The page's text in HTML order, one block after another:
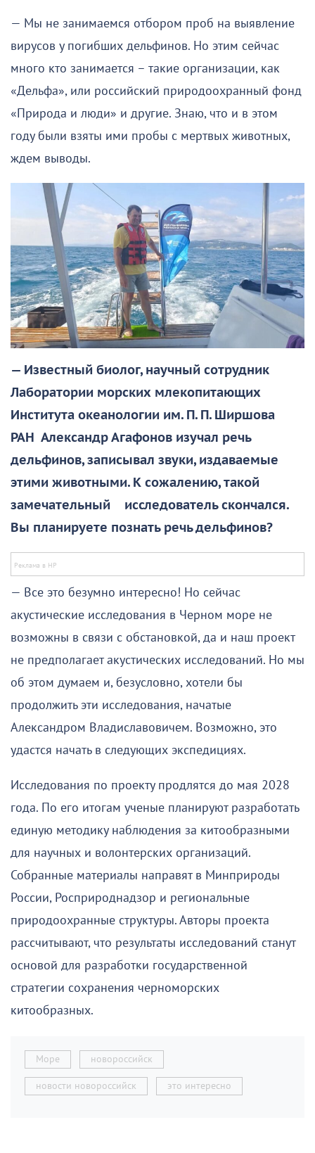
— Мы не занимаемся отбором проб на выявление
вирусов у погибших дельфинов. Но этим сейчас
много кто занимается – такие организации, как
«Дельфа», или российский природоохранный фонд
«Природа и люди» и другие. Знаю, что и в этом
году были взяты ими пробы с мертвых животных,
ждем выводы.
— Известный биолог, научный сотрудник
Лаборатории морских млекопитающих
Института океанологии им. П. П. Ширшова
РАН Александр Агафонов изучал речь
дельфинов, записывал звуки, издаваемые
этими животными. К сожалению, такой
замечательный исследователь скончался.
Вы планируете познать речь дельфинов?
— Все это безумно интересно! Но сейчас
акустические исследования в Черном море не
возможны в связи с обстановкой, да и наш проект
не предполагает акустических исследований. Но мы
об этом думаем и, безусловно, хотели бы
продолжить эти исследования, начатые
Александром Владиславовичем. Возможно, это
удастся начать в следующих экспедициях.
Исследования по проекту продлятся до мая 2028
года. По его итогам ученые планируют разработать
единую методику наблюдения за китообразными
для научных и волонтерских организаций.
Собранные материалы направят в Минприроды
России, Росприроднадзор и региональные
природоохранные структуры. Авторы проекта
рассчитывают, что результаты исследований станут
основой для разработки государственной
стратегии сохранения черноморских
китообразных.
Море новороссийск
новости новороссийск это интересно